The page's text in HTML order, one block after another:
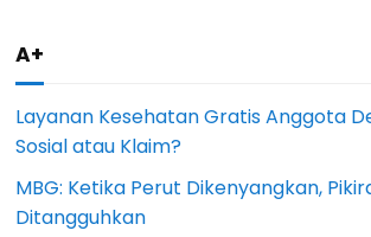
A+
Layanan Kesehatan Gratis Anggota
Sosial atau Klaim?
MBG: Ketika Perut Dikenyangkan,
Ditangguhkan